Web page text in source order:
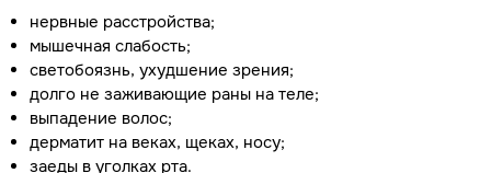
нервные расстройства;
мышечная слабость;
светобоязнь, ухудшение зрения;
долго не заживающие раны на теле;
выпадение волос;
дерматит на веках, щеках, носу;
заеды в уголках рта.